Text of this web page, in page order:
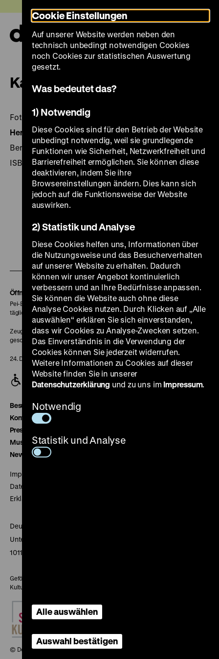
zum
Seiteninhalt
springen
Kalender 2006
Fotos für das Kaiserpanorama.
Herausgegeben von:Hrsg.: Dieter Vorsteher. – 1. Aufl.
Berlin 2005, DHM, 112 Seiten: 53 Abb.
ISBN 3-86102-134-
Zu
Instagram
Seite
Zu
YouTube
Seite
Zu
Facebook
Seite
LinkedIn
Seite
Zu
unserer
Soundcloud
Seite
Öffnungszeiten
Pei-Bau:
täglich 10-18 Uhr
Zeughaus:
geschlossen
24. Dezember geschlossen
Besucherservice
Kontakt
Presse
Museumsverein
Newsletter
Impressum
Datenschutz
Erklärung digitale Barrierefreiheit
Deutsches Historisches Museum
Unter den Linden 2
10117 Berlin
Gefördert mit Mitteln des Beauftragten der Bundesregierung für
Kultur und Medien
© Deutsches Historisches Museum, 2026
Cookie Einstellungen
Auf unserer Website werden neben den
technisch unbedingt notwendigen Cookies
noch Cookies zur statistischen Auswertung
gesetzt.
Was bedeutet das?
1) Notwendig
Diese Cookies sind für den Betrieb der Website
unbedingt notwendig, weil sie grundlegende
Funktionen wie Sicherheit, Netzwerkfreiheit und
Barrierefreiheit ermöglichen. Sie können diese
deaktivieren, indem Sie ihre
Browsereinstellungen ändern. Dies kann sich
jedoch auf die Funktionsweise der Website
auswirken.
2) Statistik und Analyse
Diese Cookies helfen uns, Informationen über
die Nutzungsweise und das Besucherverhalten
auf unserer Website zu erhalten. Dadurch
können wir unser Angebot kontinuierlich
verbessern und an Ihre Bedürfnisse anpassen.
Sie können die Website auch ohne diese
Analyse Cookies nutzen. Durch Klicken auf „Alle
auswählen“ erklären Sie sich einverstanden,
dass wir Cookies zu Analyse-Zwecken setzen.
Das Einverständnis in die Verwendung der
Cookies können Sie jederzeit widerrufen.
Weitere Informationen zu Cookies auf dieser
Website finden Sie in unserer
Datenschutzerklärung und zu uns im Impressum.
Notwendig
Statistik und Analyse
Alle auswählen
Auswahl bestätigen